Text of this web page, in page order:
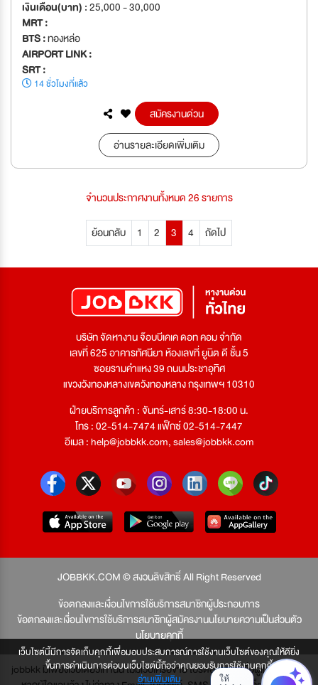
เว็บไซต์นี้มีการจัดเก็บคุกกี้เพื่อมอบประสบการณ์การใช้งานเว็บไซต์ของคุณให้ดียิ่ง
ขึ้นการดำเนินการต่อบนเว็บไซต์นี้ถือว่าคุณยอมรับการใช้งานคุกกี้
อ่านเพิ่มเติม
เงินเดือน(บาท) :25,000 - 30,000
MRT :
BTS :ทองหล่อ
AIRPORT LINK :
SRT :
14 ชั่วโมงที่แล้ว
สมัครงานด่วน
อ่านรายละเอียดเพิ่มเติม
จำนวนประกาศงานทั้งหมด 26 รายการ
ย้อนกลับ 1 2 3 4 ถัดไป
บริษัท จัดหางาน จ๊อบบีเคเค ดอท คอม จำกัด
เลขที่ 625 อาคารทัศนียา ห้องเลขที่ ยูนิต ดี ชั้น 5
ซอยรามคำแหง 39 ถนนประชาอุทิศ
แขวงวังทองหลางเขตวังทองหลาง กรุงเทพฯ 10310
ฝ่ายบริการลูกค้า : จันทร์-เสาร์ 8:30-18:00 น.
โทร : 02-514-7474 แฟ็กซ์ 02-514-7447
อีเมล :help@jobbkk.com,sales@jobbkk.com
JOBBKK.COM © สงวนลิขสิทธิ์ All Right Reserved
ข้อตกลงและเงื่อนไขการใช้บริการสมาชิกผู้ประกอบการ
ข้อตกลงและเงื่อนไขการใช้บริการสมาชิกผู้สมัครงานนโยบายความเป็นส่วนตัว
นโยบายคุกกี้
jobbkk มีเพียงเว็บเดียวเท่านั้น ไม่มีเว็บเครือข่าย โปรดอย่าหลงเชื่อผู้แอบอ้าง และ